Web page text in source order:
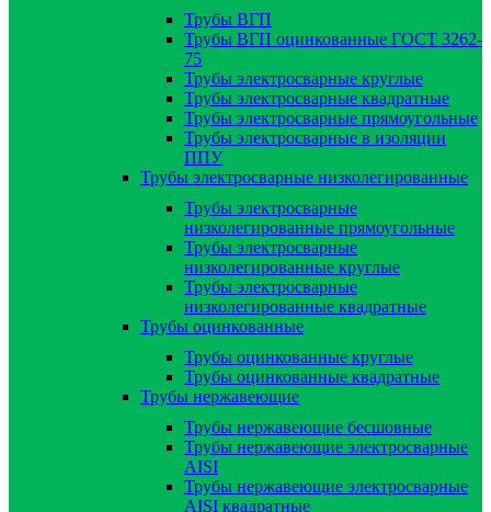
Трубы ВГП
Трубы ВГП оцинкованные ГОСТ 3262-
75
Трубы электросварные круглые
Трубы электросварные квадратные
Трубы электросварные прямоугольные
Трубы электросварные в изоляции
ППУ
Трубы электросварные низколегированные
Трубы электросварные
низколегированные прямоугольные
Трубы электросварные
низколегированные круглые
Трубы электросварные
низколегированные квадратные
Трубы оцинкованные
Трубы оцинкованные круглые
Трубы оцинкованные квадратные
Трубы нержавеющие
Трубы нержавеющие бесшовные
Трубы нержавеющие электросварные
AISI
Трубы нержавеющие электросварные
AISI квадратные